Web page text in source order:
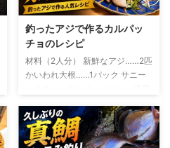
釣ったアジで作るカルパッ
チョのレシピ
材料（2人分） 新鮮なアジ……2匹
かいわれ大根……1パック サニー
ン汁……大さじ1 しょうゆ……小さ
じ1 塩……少々 粗びき黒こしょ
う……少々 おろしにんにく……少